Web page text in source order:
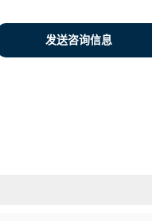
发送咨询信息